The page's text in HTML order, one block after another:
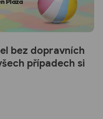
bez dopravních
případech si